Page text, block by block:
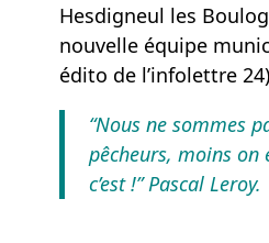
Hesdigneul les
nouvelle équipe
édito de l’infolettre
“Nous ne sommes
pêcheurs, moins on
c’est !” Pascal Leroy.